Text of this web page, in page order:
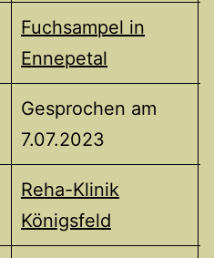
Fuchsampel in
Ennepetal
Gesprochen am
7.07.2023
Reha-Klinik
Königsfeld